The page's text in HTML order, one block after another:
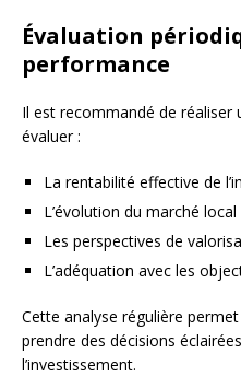
Évaluation
performance
Il est recommandé de réaliser
évaluer :
La rentabilité effective de
L’évolution du marché local
Les perspectives de
L’adéquation avec les
Cette analyse régulière
prendre des décisions
l’investissement.